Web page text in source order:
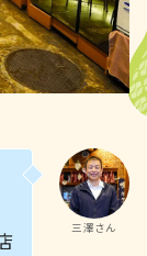
三澤さん